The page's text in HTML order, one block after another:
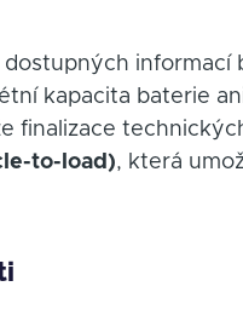
informací
kapacita baterie
finalizace
to-load), která